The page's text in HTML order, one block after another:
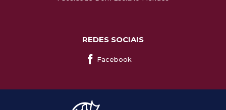
REDES SOCIAIS
Facebook